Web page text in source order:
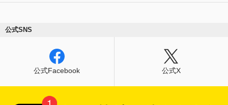
公式SNS
公式Facebook 公式X